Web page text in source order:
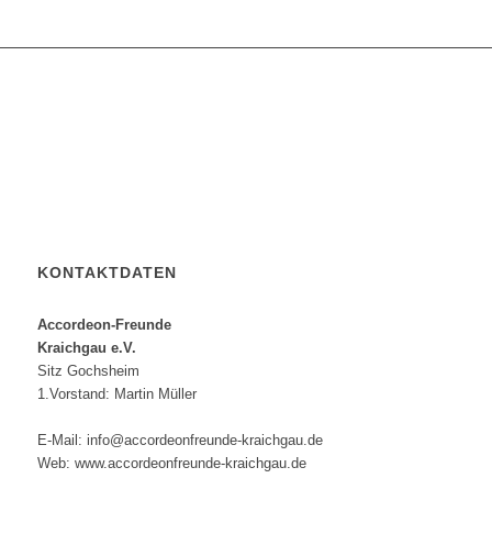
KONTAKTDATEN
Accordeon-Freunde
Kraichgau e.V.
Sitz Gochsheim
1.Vorstand: Martin Müller
E-Mail: info@accordeonfreunde-kraichgau.de
Web: www.accordeonfreunde-kraichgau.de